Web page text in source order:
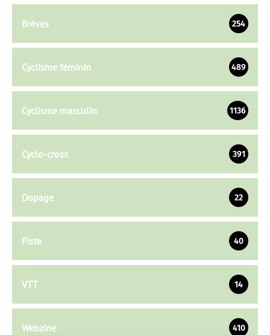
Brèves 254
Cyclisme féminin 489
Cyclisme masculin 1136
Cyclo-cross 391
Dopage 22
Piste 40
VTT 14
Webzine 410